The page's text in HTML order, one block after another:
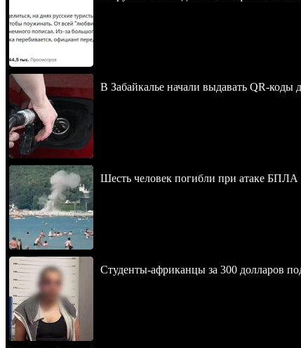
В Забайкалье начали выдавать QR-коды
Шесть человек погибли при атаке
Студенты-африканцы за 300 долларов